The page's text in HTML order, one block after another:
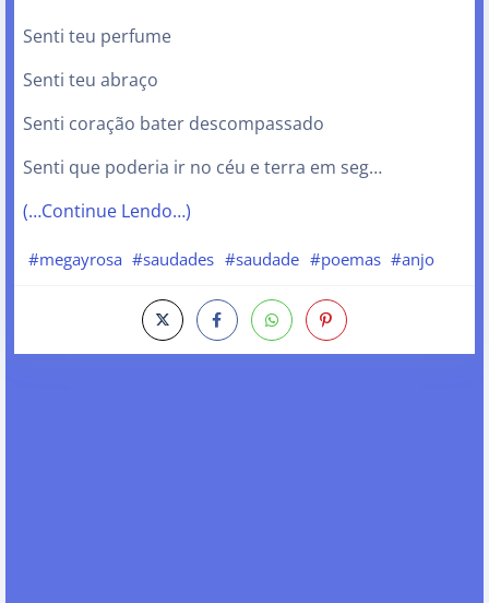
Senti teu perfume
Senti teu abraço
Senti coração bater descompassado
Senti que poderia ir no céu e terra em seg…
(…Continue Lendo…)
#megayrosa #saudades #saudade #poemas #anjo